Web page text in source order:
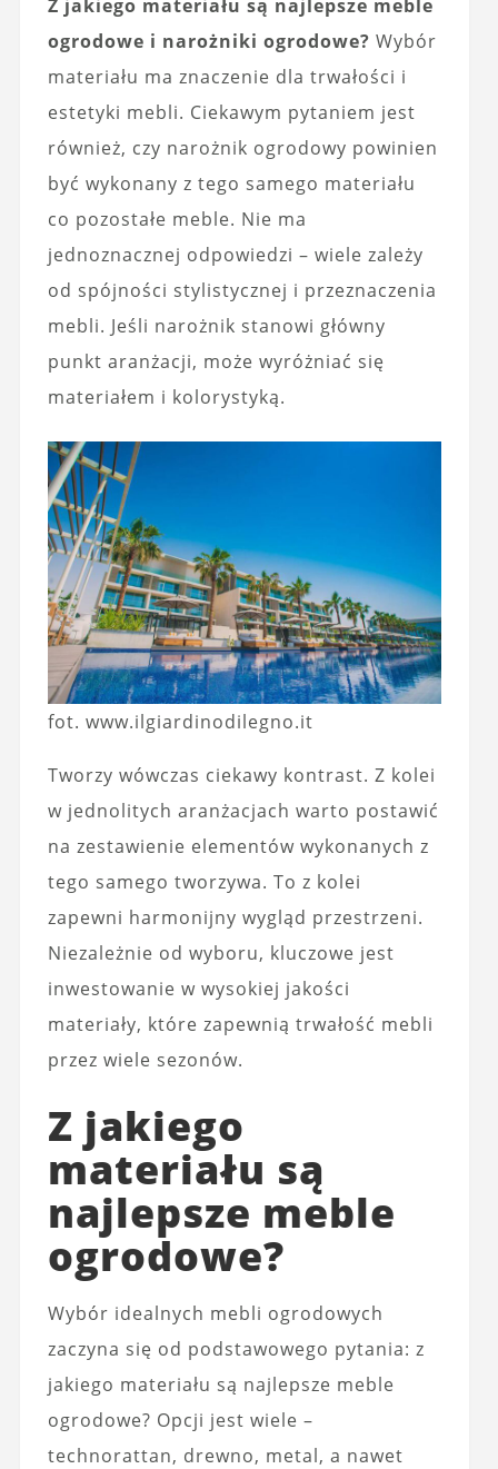
Z jakiego materiału są najlepsze meble
ogrodowe i narożniki ogrodowe? Wybór
materiału ma znaczenie dla trwałości i
estetyki mebli. Ciekawym pytaniem jest
również, czy narożnik ogrodowy powinien
być wykonany z tego samego materiału
co pozostałe meble. Nie ma
jednoznacznej odpowiedzi – wiele zależy
od spójności stylistycznej i przeznaczenia
mebli. Jeśli narożnik stanowi główny
punkt aranżacji, może wyróżniać się
materiałem i kolorystyką.
fot. www.ilgiardinodilegno.it
Tworzy wówczas ciekawy kontrast. Z kolei
w jednolitych aranżacjach warto postawić
na zestawienie elementów wykonanych z
tego samego tworzywa. To z kolei
zapewni harmonijny wygląd przestrzeni.
Niezależnie od wyboru, kluczowe jest
inwestowanie w wysokiej jakości
materiały, które zapewnią trwałość mebli
przez wiele sezonów.
Z jakiego
materiału są
najlepsze meble
ogrodowe?
Wybór idealnych mebli ogrodowych
zaczyna się od podstawowego pytania: z
jakiego materiału są najlepsze meble
ogrodowe? Opcji jest wiele –
technorattan, drewno, metal, a nawet